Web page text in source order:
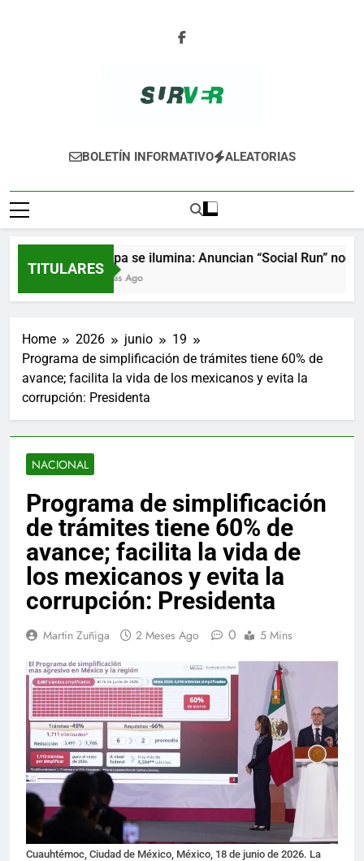
SURVER
BOLETÍN INFORMATIVO ALEATORIAS
TITULARES
Xalapa se ilumina: Anuncian “Social Run”
9 Horas Ago
Home 2026 junio
19
Programa de simplificación de trámites tiene 60% de
avance; facilita la vida de los mexicanos y evita la
corrupción: Presidenta
NACIONAL
Programa de simplificación
de trámites tiene 60% de
avance; facilita la vida de
los mexicanos y evita la
corrupción: Presidenta
Martin Zuñiga 2 Meses Ago 0 5 Mins
Cuauhtémoc, Ciudad de México, México, 18 de junio de 2026. La